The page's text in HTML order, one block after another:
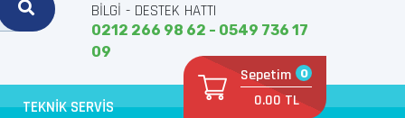
BİLGİ - DESTEK HATTI
0212 266 98 62 - 0549 736 17
09
Sepetim 0
0.00 TL
TEKNİK SERVİS